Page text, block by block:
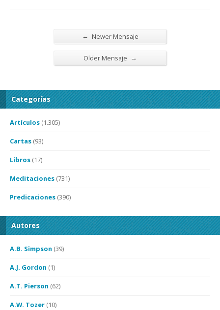
← Newer Mensaje
Older Mensaje →
Categorías
Artículos (1.305)
Cartas (93)
Libros (17)
Meditaciones (731)
Predicaciones (390)
Autores
A.B. Simpson (39)
A.J. Gordon (1)
A.T. Pierson (62)
A.W. Tozer (10)